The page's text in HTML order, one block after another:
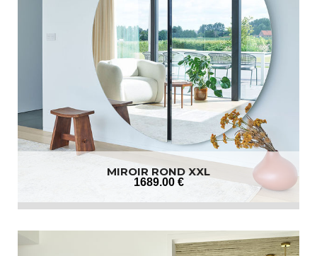
MIROIR ROND XXL
1689.00 €